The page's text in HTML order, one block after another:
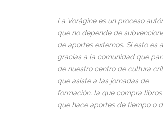
La Vorágine es un proceso
que no depende de
de aportes externos. Si esto es
gracias a la comunidad que
de nuestro centro de cultura
que asiste a las jornadas de
formación, la que compra
que hace aportes de tiempo o